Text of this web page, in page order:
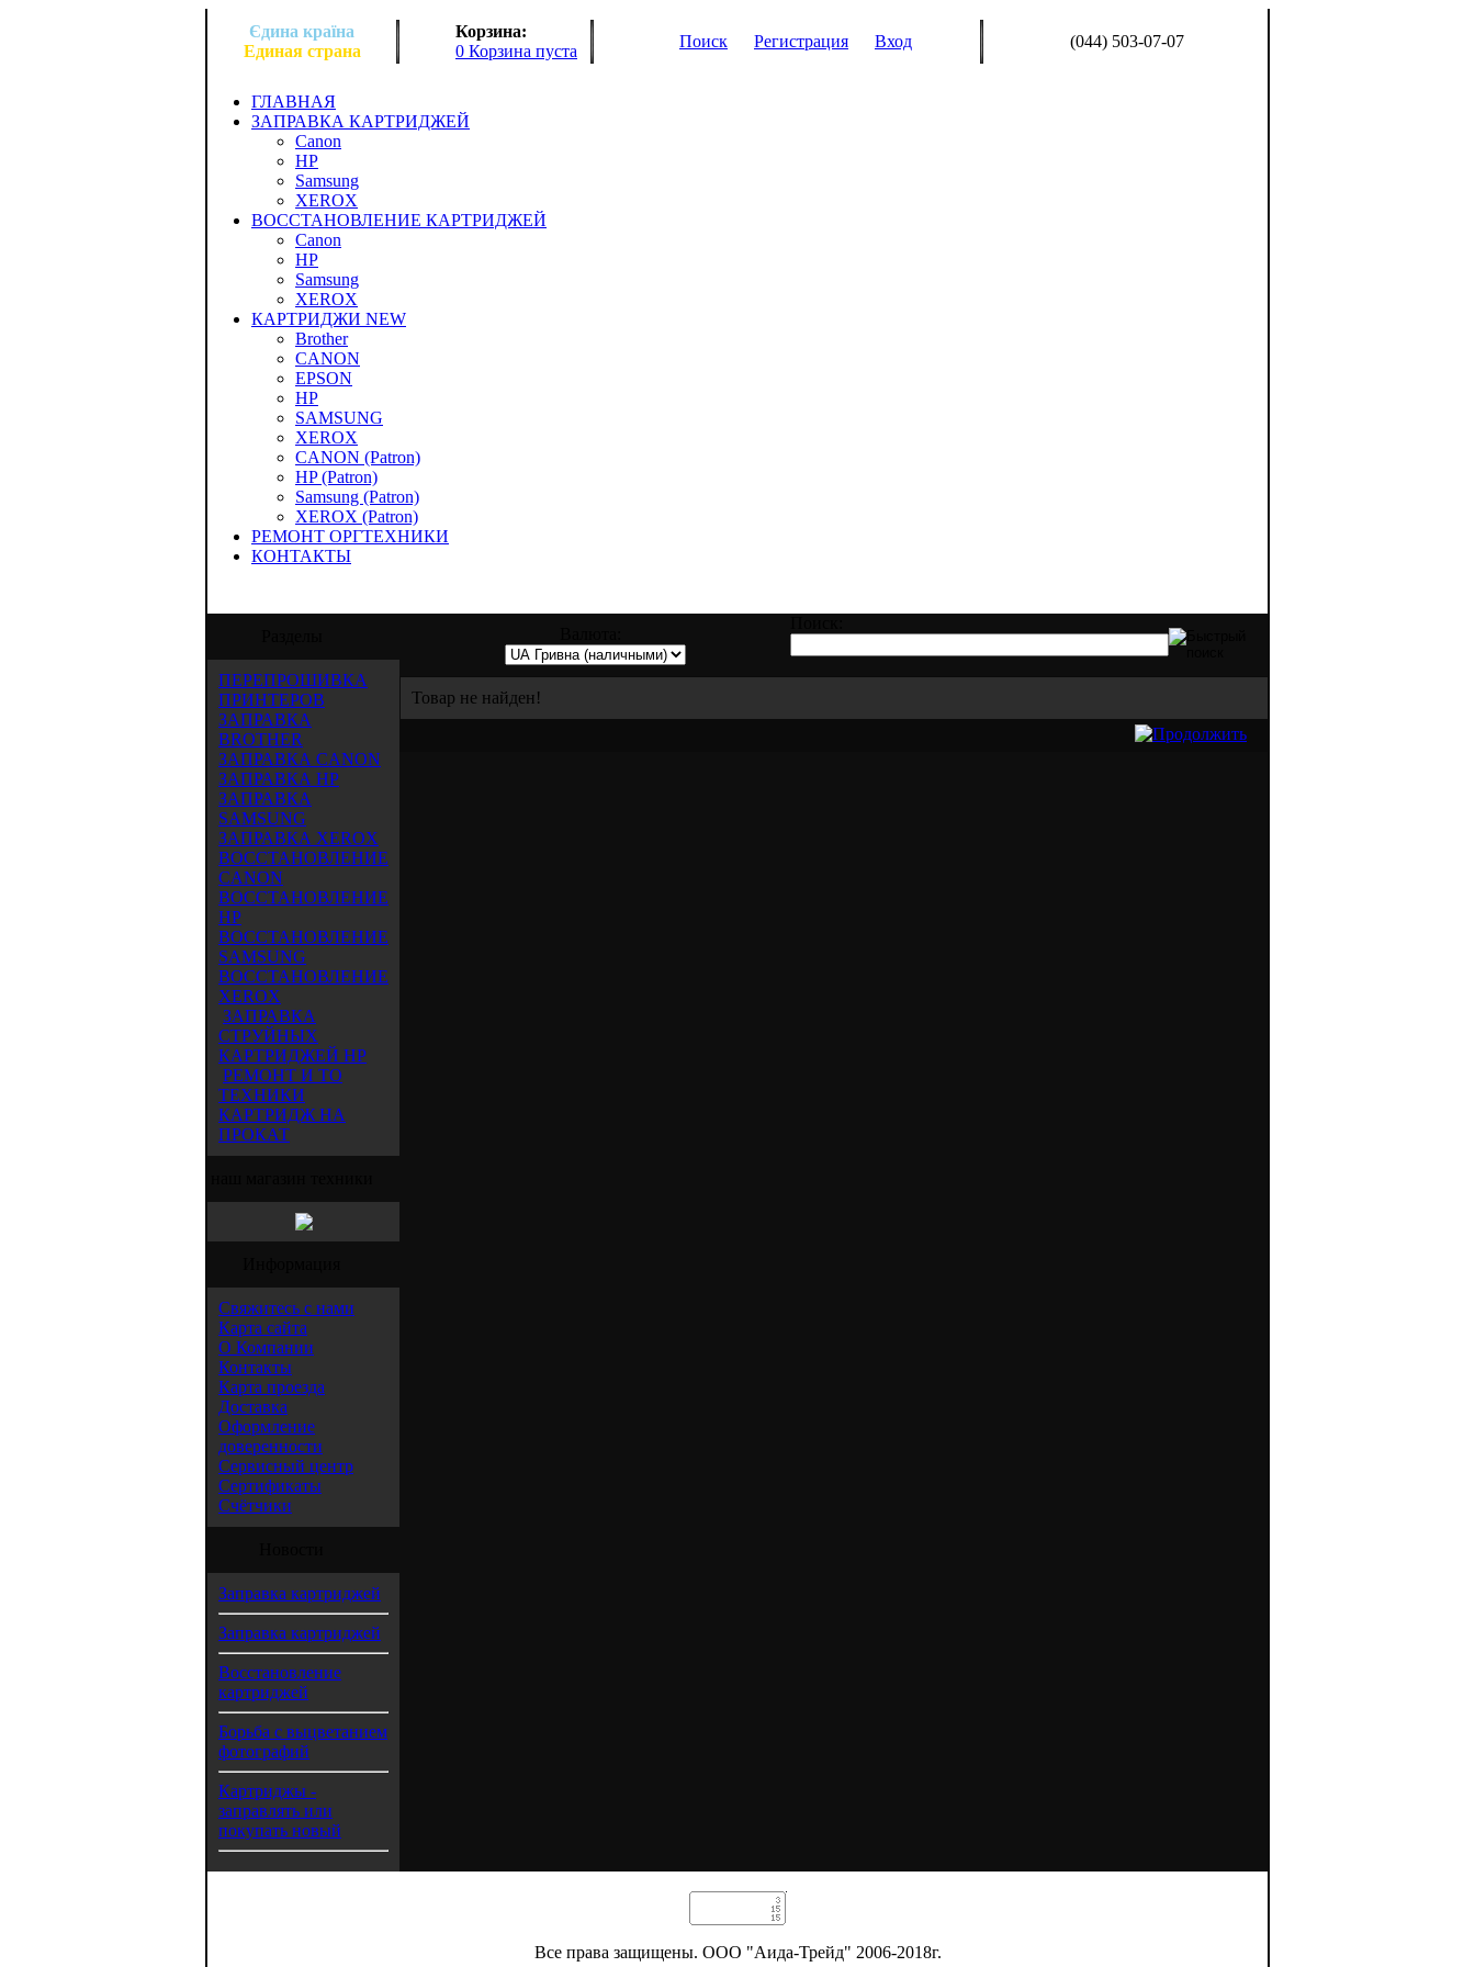
Єдина країна
Единая страна
Корзина:
0 Корзина пуста
Поиск Регистрация Вход (044) 503-07-07
ГЛАВНАЯ
ЗАПРАВКА КАРТРИДЖЕЙ
Canon
HP
Samsung
XEROX
ВОССТАНОВЛЕНИЕ КАРТРИДЖЕЙ
Canon
HP
Samsung
XEROX
КАРТРИДЖИ NEW
Brother
CANON
EPSON
HP
SAMSUNG
XEROX
CANON (Patron)
HP (Patron)
Samsung (Patron)
XEROX (Patron)
РЕМОНТ ОРГТЕХНИКИ
КОНТАКТЫ
ПЕРЕПРОШИВКА
ПРИНТЕРОВ
ЗАПРАВКА
BROTHER
ЗАПРАВКА CANON
ЗАПРАВКА HP
ЗАПРАВКА
SAMSUNG
ЗАПРАВКА XEROX
ВОССТАНОВЛЕНИЕ
CANON
ВОССТАНОВЛЕНИЕ
HP
ВОССТАНОВЛЕНИЕ
SAMSUNG
ВОССТАНОВЛЕНИЕ
XEROX
ЗАПРАВКА
СТРУЙНЫХ
КАРТРИДЖЕЙ HP
РЕМОНТ И ТО
ТЕХНИКИ
КАРТРИДЖ НА
ПРОКАТ
Свяжитесь с нами
Карта сайта
О Компании
Контакты
Карта проезда
Доставка
Оформление
доверенности
Сервисный центр
Сертификаты
Счётчики
Заправка картриджей
Заправка картриджей
Восстановление
картриджей
Борьба с выцветанием
фотографий
Картриджы -
заправлять или
покупать новый
Товар не найден!
Все права защищены. ООО "Аида-Трейд" 2006-2018г.